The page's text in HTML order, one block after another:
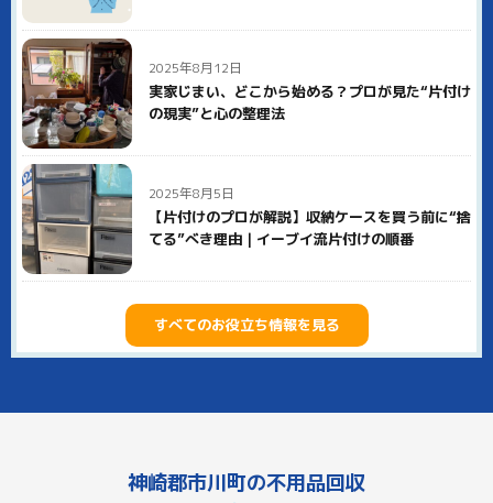
2025年8月12日
実家じまい、どこから始める？プロが見た“片付け
の現実”と心の整理法
2025年8月5日
【片付けのプロが解説】収納ケースを買う前に“捨
てる”べき理由｜イーブイ流片付けの順番
すべてのお役立ち情報を見る
神崎郡市川町の不用品回収